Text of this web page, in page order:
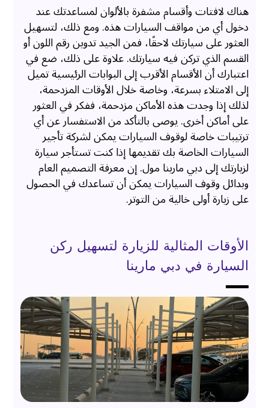
هناك لافتات وأقسام مشفرة بالألوان لمساعدتك عند
دخول أي من مواقف السيارات هذه. ومع ذلك، لتسهيل
العثور على سيارتك لاحقًا، فمن الجيد تدوين رقم اللون أو
القسم الذي تركن فيه سيارتك. علاوة على ذلك، ضع في
اعتبارك أن الأقسام الأقرب إلى البوابات الرئيسية تميل
إلى الامتلاء بسرعة، وخاصة خلال الأوقات المزدحمة،
لذلك إذا وجدت هذه الأماكن مزدحمة، ففكر في العثور
على أماكن أخرى. يوصى بالتأكد من الاستفسار عن أي
ترتيبات خاصة لوقوف السيارات يمكن لشركة تأجير
السيارات الخاصة بك تقديمها إذا كنت تستأجر سيارة
لزيارتك إلى دبي مارينا مول. إن معرفة التصميم العام
وبدائل وقوف السيارات يمكن أن تساعدك في الحصول
على زيارة أولى خالية من التوتر.
الأوقات المثالية للزيارة لتسهيل ركن
السيارة في دبي مارينا